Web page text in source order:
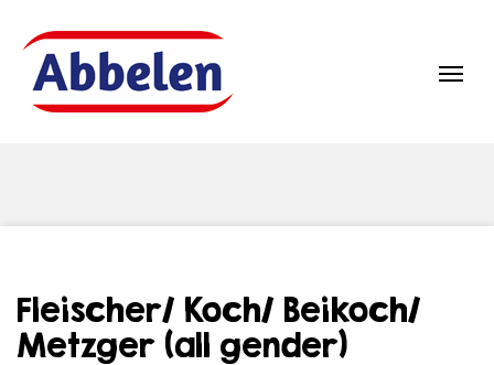
Fleischer/ Koch/ Beikoch/
Metzger (all gender)